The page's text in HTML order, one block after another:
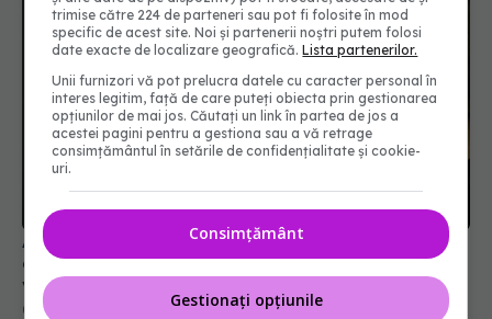
Apropierea morții, prevestită prin semne clare, cu
o lună înainte. Ce se întâmplă în ultimele ore de
viață
05 oct 2022, 09:17
trimise către 224 de parteneri sau pot fi folosite în mod
specific de acest site. Noi și partenerii noștri putem folosi
date exacte de localizare geografică.Lista partenerilor.
Unii furnizori vă pot prelucra datele cu caracter personal în
interes legitim, față de care puteți obiecta prin gestionarea
opțiunilor de mai jos. Căutați un link în partea de jos a
acestei pagini pentru a gestiona sau a vă retrage
consimțământul în setările de confidențialitate și cookie-
uri.
Consimțământ
Gestionați opțiunile